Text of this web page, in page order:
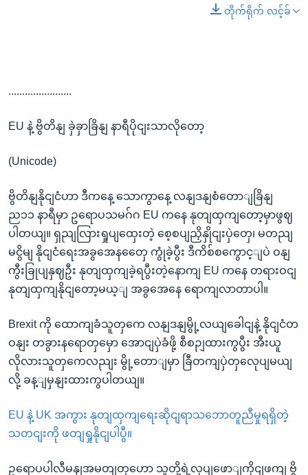
တိုက်ရိုက် လင့်ခ်
.......................
EU နဲ့ ဗွိတိနျ ခှဲခှာခြိနျ နာရီပိုငျးသာလိုတော့
(Unicode)
ဗွိတိနျနိုငျငံဟာ ဒီကနေ့ သောကွာနေ့ လနျဒနျစံတောျခြိနျ
ည၁၁ နာရီမှာ ဥရောပသမဂ်ဂ EU ကနေ နုတျထှကျတော့မှာဖွဈ
ပါတယျ။ ရှညျလြားရှုပျထှေးတဲ့ စေ့စပျညှိနှိုငျးပှဲတှေ၊ မတညျ
မငွိမျ နိုငျငံရေးအခွအေနတှေေ ကွုံခဲ့ပွီး ဒီကိစ်စကွောင့ျပဲ ဝနျ
ကွီးခြုပျနှဈဦး နုတျထှကျခဲ့ရပွီးတဲ့နောကျ EU ကနေ တရားဝငျ
နုတျထှကျနိုငျတော့မယ့ျ အခွအေနေ ရောကျလာတာပါ။
Brexit ကို ထောကျခံသူတှကေ လနျဒနျမွို့လယျခေါငျနဲ့ နိုငျငံတ
ဝနျး တခွားနရောတှမှော အောငျပှဲခံဖို့ စီစဉျထားကွပွီး အီးယူ
လိုလားသူတှကေလညျး မွို့တောျမှာ ခြီတကျပှဲတှလေုပျမယျ
လို့ ခန့ျမှနျးထားကွပါတယျ။
EU နဲ့ UK အကွား နုတျထှကျရေးဆိုငျရာသဘောတူညီမှုရရှိတဲ့
သတငျးကို ဖတျရှုနိုငျပါပွီ။
ဥရောပပါလီမနျအမတျတှဟော သူတို့ရဲ့လုပျဖောျကိုငျဖကျ ဗွိ